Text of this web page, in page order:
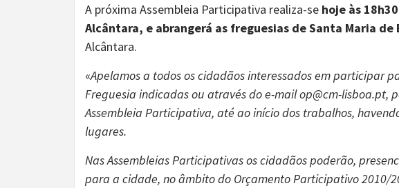
A próxima Assembleia Participativa realiza-se hoje às
Alcântara, e abrangerá as freguesias de Santa Maria de
Alcântara.
«Apelamos a todos os cidadãos interessados em participar
Freguesia indicadas ou através do e-mail op@cm-lisboa.pt,
Assembleia Participativa, até ao início dos trabalhos,
lugares.
Nas Assembleias Participativas os cidadãos poderão,
para a cidade, no âmbito do Orçamento Participativo 2010/